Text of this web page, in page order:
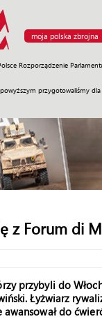
moja polska zbrojna
Rozporządzenie
przygotowaliśmy
Misje Polityka
z Forum di
przybyli do
Łyżwiarz
do